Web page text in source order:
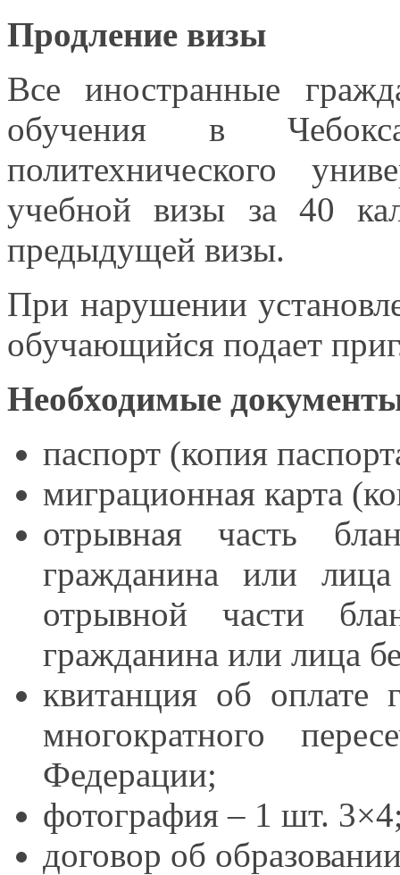
Продление визы
Все иностранные
обучения в
политехнического
учебной визы за 40
предыдущей визы.
При нарушении
обучающийся подает
Необходимые
паспорт (копия
миграционная карта
отрывная часть
гражданина или
отрывной части
гражданина или лица
квитанция об оплате
многократного
Федерации;
фотография – 1 шт.
договор об